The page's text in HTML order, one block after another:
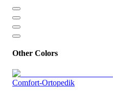
Other Colors
Comfort-Ortopedik